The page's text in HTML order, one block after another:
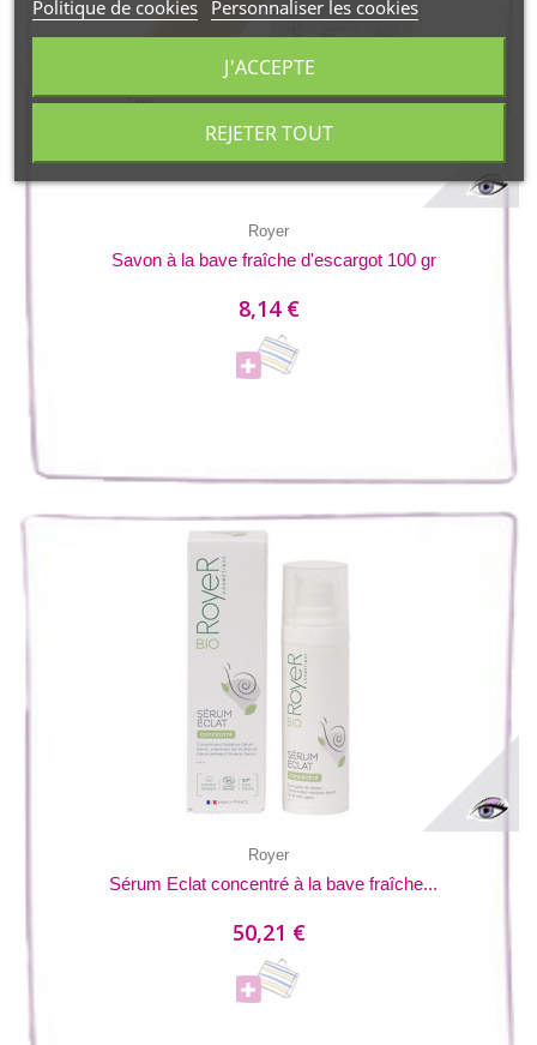
Royer
Savon à la bave fraîche d'escargot 100 gr
8,14 €
Royer
Sérum Eclat concentré à la bave fraîche...
50,21 €
Politique de cookies Personnaliser les cookies
REJETER TOUT
J'ACCEPTE